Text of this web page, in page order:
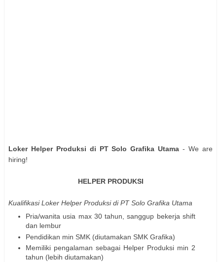
Loker Helper Produksi di PT Solo Grafika Utama - We are
hiring!
HELPER PRODUKSI
KualifikasiLoker Helper Produksi di PT Solo Grafika Utama
Pria/wanita usia max 30 tahun, sanggup bekerja shift
dan lembur
Pendidikan min SMK (diutamakan SMK Grafika)
Memiliki pengalaman sebagai Helper Produksi min 2
tahun (lebih diutamakan)